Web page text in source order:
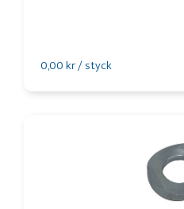
0,00 kr / styck